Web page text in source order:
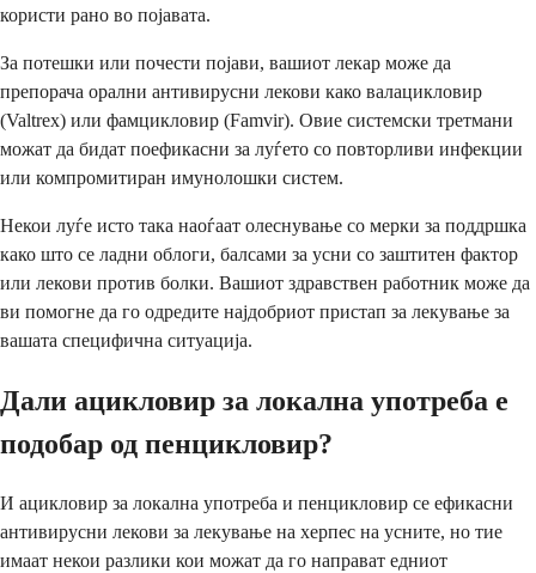
користи рано во појавата.
За потешки или почести појави, вашиот лекар може да
препорача орални антивирусни лекови како валацикловир
(Valtrex) или фамцикловир (Famvir). Овие системски третмани
можат да бидат поефикасни за луѓето со повторливи инфекции
или компромитиран имунолошки систем.
Некои луѓе исто така наоѓаат олеснување со мерки за поддршка
како што се ладни облоги, балсами за усни со заштитен фактор
или лекови против болки. Вашиот здравствен работник може да
ви помогне да го одредите најдобриот пристап за лекување за
вашата специфична ситуација.
Дали ацикловир за локална употреба е
подобар од пенцикловир?
И ацикловир за локална употреба и пенцикловир се ефикасни
антивирусни лекови за лекување на херпес на усните, но тие
имаат некои разлики кои можат да го направат едниот